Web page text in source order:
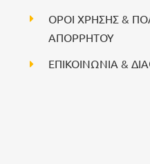
ΟΡΟΙ ΧΡΗΣΗΣ &
ΑΠΟΡΡΗΤΟΥ
ΕΠΙΚΟΙΝΩΝΙΑ &